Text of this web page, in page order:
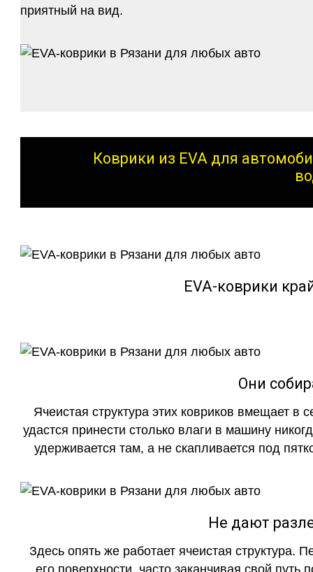
приятный на вид.
Коврики из EVA для
EVA-коврики
Они
Ячеистая структура этих ковриков вмещает в
удастся принести столько влаги в машину
удерживается там, а не скапливается под
Не дают
Здесь опять же работает ячеистая структура.